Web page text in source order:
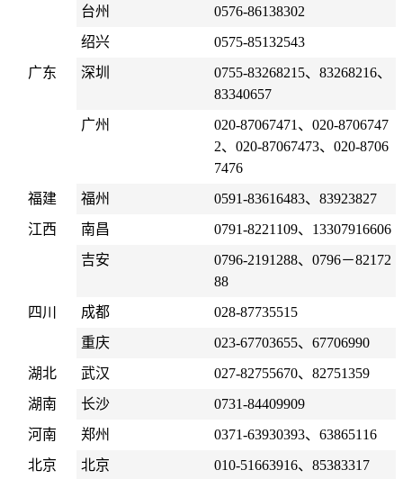
台州
0576-86138302
绍兴
0575-85132543
广东
深圳
0755-83268215、83268216、
83340657
广州
020-87067471、020-8706747
2、020-87067473、020-8706
7476
福建
福州
0591-83616483、83923827
江西
南昌
0791-8221109、13307916606
吉安
0796-2191288、0796－82172
88
四川
成都
028-87735515
重庆
023-67703655、67706990
湖北
武汉
027-82755670、82751359
湖南
长沙
0731-84409909
河南
郑州
0371-63930393、63865116
北京
北京
010-51663916、85383317